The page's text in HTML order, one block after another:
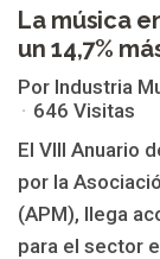
La música
un 14,7%
Por Industria
646 Visitas
El VIII Anuario
por la
(APM), llega
para el sector